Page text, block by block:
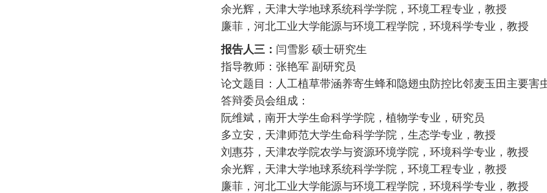
余光辉，天津大学地球系统科学学院，环境工程专业，教授
廉菲，河北工业大学能源与环境工程学院，环境科学专业，教授
报告人三： 闫雪影 硕士研究生
指导教师：张艳军 副研究员
论文题目：人工植草带涵养寄生蜂和隐翅虫防控比邻麦玉田主要害
答辩委员会组成：
阮维斌，南开大学生命科学学院，植物学专业，研究员
多立安，天津师范大学生命科学学院，生态学专业，教授
刘惠芬，天津农学院农学与资源环境学院，环境科学专业，教授
余光辉，天津大学地球系统科学学院，环境工程专业，教授
廉菲，河北工业大学能源与环境工程学院，环境科学专业，教授